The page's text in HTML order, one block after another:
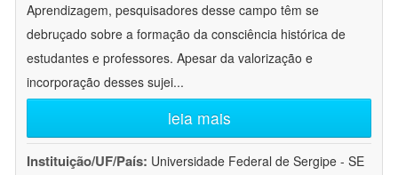
Aprendizagem, pesquisadores desse campo têm se
debruçado sobre a formação da consciência histórica de
estudantes e professores. Apesar da valorização e
incorporação desses sujei...
leia mais
Instituição/UF/País: Universidade Federal de Sergipe - SE